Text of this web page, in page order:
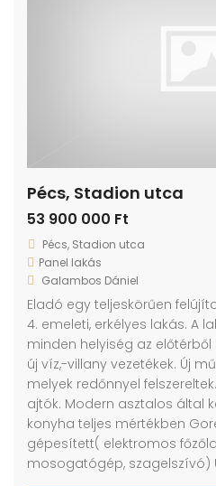
Pécs, Stadion utca
53 900 000 Ft
Pécs, Stadion utca
Panel lakás
Galambos Dániel
Eladó egy teljeskörűen
4. emeleti, erkélyes lakás. A
minden helyiség az
új víz,-villany vezetékek. Új
melyek redőnnyel
ajtók. Modern asztalos által
konyha teljes mértékben
gépesített( elektromos
mosogatógép, szagelszívó)